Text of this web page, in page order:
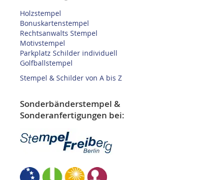
Holzstempel
Bonuskartenstempel
Rechtsanwalts Stempel
Motivstempel
Parkplatz Schilder individuell
Golfballstempel
Stempel & Schilder von A bis Z
Sonderbänderstempel &
Sonderanfertigungen bei: